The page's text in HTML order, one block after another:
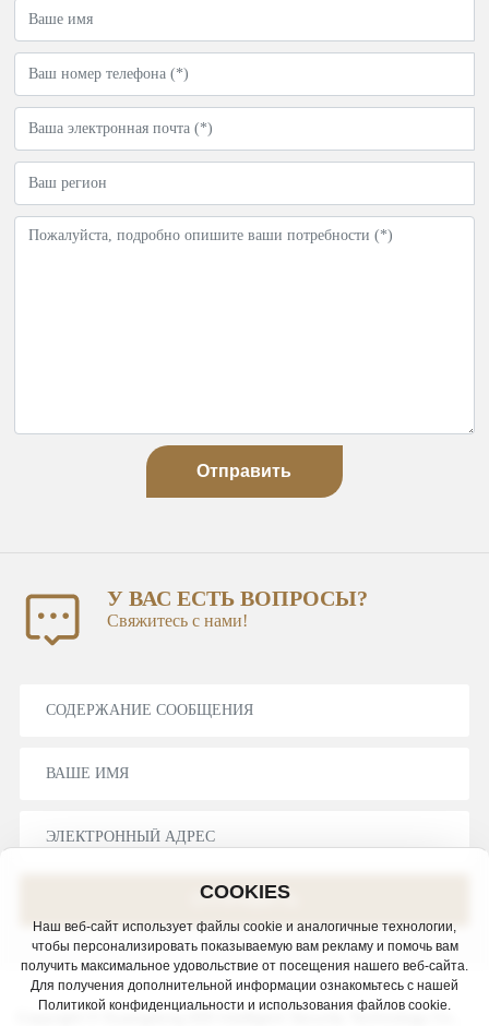
Отправить
У ВАС ЕСТЬ ВОПРОСЫ?
Свяжитесь с нами!
ОТПРАВИТЬ
Copyright © Guangdong AlSl Intelligent Security Technology Co.,
COOKIES
Наш веб-сайт использует файлы cookie и аналогичные технологии,
чтобы персонализировать показываемую вам рекламу и помочь вам
получить максимальное удовольствие от посещения нашего веб-сайта.
Для получения дополнительной информации ознакомьтесь с нашей
Политикой конфиденциальности и использования файлов cookie.